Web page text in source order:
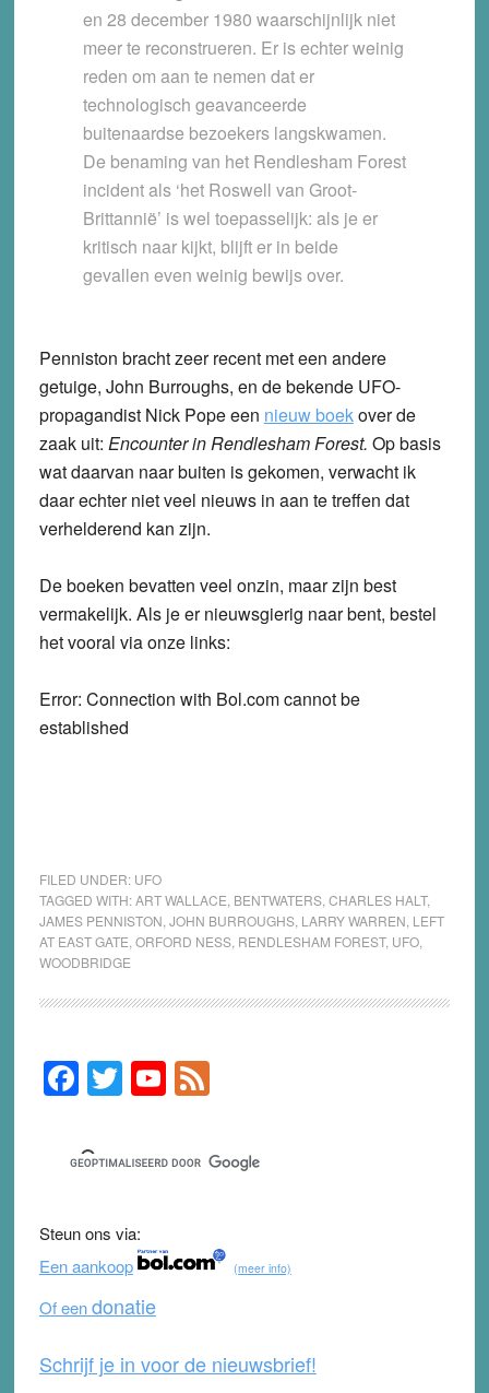
en 28 december 1980 waarschijnlijk niet
meer te reconstrueren. Er is echter weinig
reden om aan te nemen dat er
technologisch geavanceerde
buitenaardse bezoekers langskwamen.
De benaming van het Rendlesham Forest
incident als ‘het Roswell van Groot-
Brittannië’ is wel toepasselijk: als je er
kritisch naar kijkt, blijft er in beide
gevallen even weinig bewijs over.
Penniston bracht zeer recent met een andere
getuige, John Burroughs, en de bekende UFO-
propagandist Nick Pope een nieuw boekover de
zaak uit: Encounter in Rendlesham Forest. Op basis
wat daarvan naar buiten is gekomen, verwacht ik
daar echter niet veel nieuws in aan te treffen dat
verhelderend kan zijn.
De boeken bevatten veel onzin, maar zijn best
vermakelijk. Als je er nieuwsgierig naar bent, bestel
het vooral via onze links:
Error: Connection with Bol.com cannot be
established
FILED UNDER: UFO
TAGGED WITH:ART WALLACE BENTWATERS, CHARLES HALT,
JAMES PENNISTON JOHN BURROUGHS, LARRY WARREN LEFT
AT EAST GATE ORFORD NESS, RENDLESHAM FOREST, UFO,
WOODBRIDGE
Primary
Sidebar
F
a
c
e
b
o
o
k
T
wi
tt
er
Y
o
u
T
b
e
F
e
d
Steun ons via:
Een aankoop
(meer info)
Of eendonatie
Schrijf je in voor de nieuwsbrief!